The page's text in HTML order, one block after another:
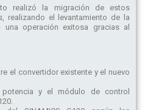
realizó la migración de estos
realizando el levantamiento de la
operación exitosa gracias al
el convertidor existente y el nuevo
y el módulo de control